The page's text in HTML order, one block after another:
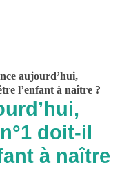
aujourd’hui,
l’enfant à naître ?
doit-il
à naître